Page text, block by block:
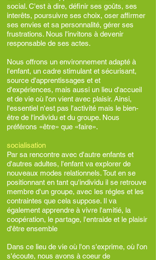
social. C'est à dire, définir ses goûts, ses
interêts, poursuivre ses choix, oser affirmer
ses envies et sa personnalité, gérer ses
frustrations. Nous l'invitons à devenir
responsable de ses actes.
Nous offrons un environnement adapté à
l'enfant, un cadre stimulant et sécurisant,
source d'apprentissages et et
d'expériences, mais aussi un lieu d'accueil
et de vie où l'on vient avec plaisir. Ainsi,
l'essentiel n'est pas l'activité mais le bien-
être de l'individu et du groupe. Nous
préférons «être» que «faire».
socialisation
Par sa rencontre avec d'autre enfants et
d'autres adultes, l'enfant va explorer de
nouveaux modes relationnels. Tout en se
positionnant en tant qu'individu il se retrouve
membre d'un groupe, avec les régles et les
contraintes que cela suppose. Il va
également apprendre à vivre l'amitié, la
coopération, le partage, l'entraide et le plaisir
d'être ensemble
Dans ce lieu de vie où l'on s'exprime, où l'on
s'écoute, nous avons à coeur de